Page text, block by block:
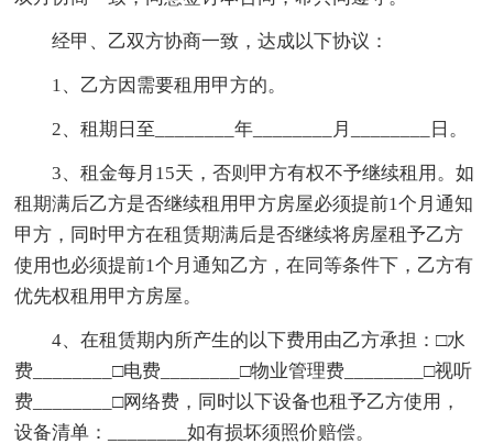
经甲、乙双方协商一致，达成以下协议：
1、乙方因需要租用甲方的。
2、租期日至________年________月________日。
3、租金每月15天，否则甲方有权不予继续租用。如
租期满后乙方是否继续租用甲方房屋必须提前1个月通知
甲方，同时甲方在租赁期满后是否继续将房屋租予乙方
使用也必须提前1个月通知乙方，在同等条件下，乙方有
优先权租用甲方房屋。
4、在租赁期内所产生的以下费用由乙方承担：□水
费________□电费________□物业管理费________□视听
费________□网络费，同时以下设备也租予乙方使用，
设备清单：________如有损坏须照价赔偿。